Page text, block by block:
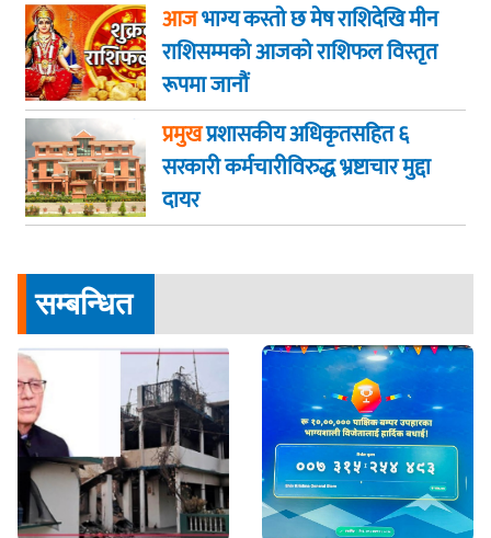
आजभाग्य कस्ताे छ मेष राशिदेखि मीन
राशिसम्मको आजको राशिफल विस्तृत
रूपमा जानौं
प्रमुखप्रशासकीय अधिकृतसहित ६
सरकारी कर्मचारीविरुद्ध भ्रष्टाचार मुद्दा
दायर
सम्बन्धित